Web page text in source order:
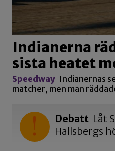
Indianerna
sista heatet
Speedway Indianernas
matcher, men man
Debatt Låt
Hallsbergs